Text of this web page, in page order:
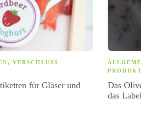
, VERSCHLUSS-
für Gläser und
Das
das